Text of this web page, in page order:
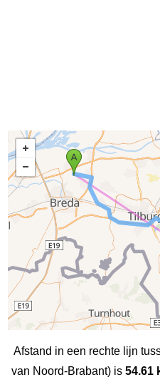
Afstand in een rechte lijn
van Noord-Brabant) is 54.61